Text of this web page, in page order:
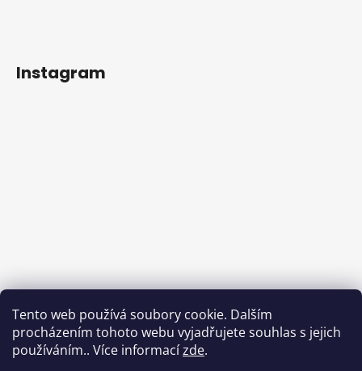
Tento web používá soubory cookie. Dalším
procházením tohoto webu vyjadřujete souhlas s jejich
používáním.. Více informacízde.
Instagram